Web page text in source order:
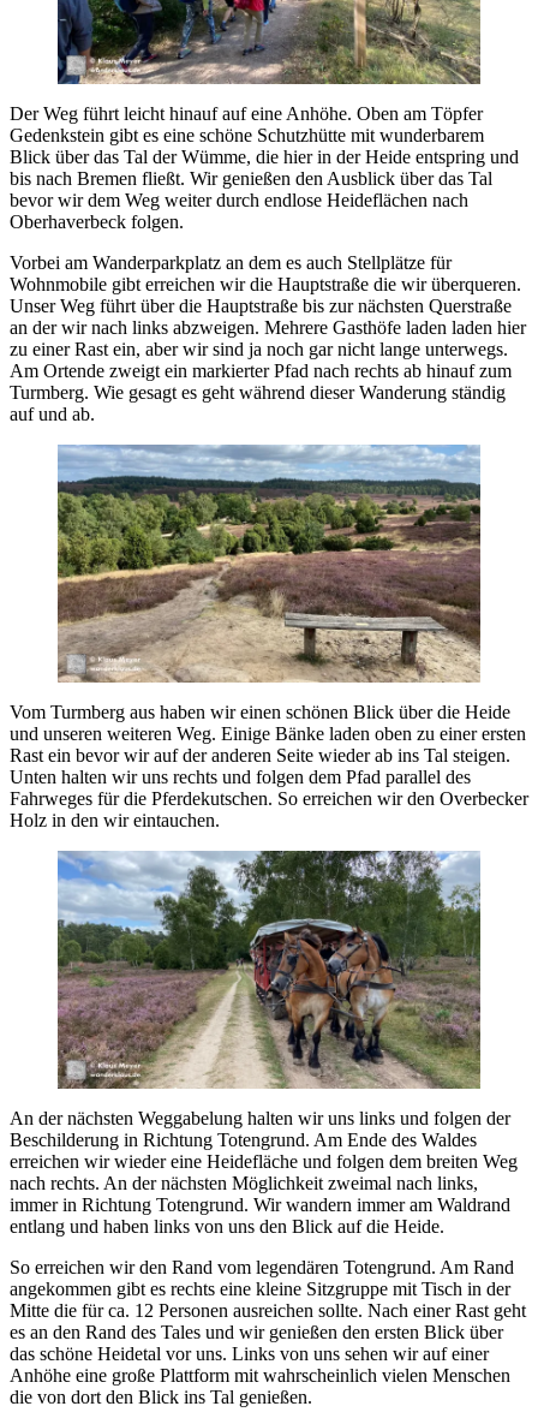
Der Weg führt leicht hinauf auf eine Anhöhe. Oben am Töpfer
Gedenkstein gibt es eine schöne Schutzhütte mit wunderbarem
Blick über das Tal der Wümme, die hier in der Heide entspring und
bis nach Bremen fließt. Wir genießen den Ausblick über das Tal
bevor wir dem Weg weiter durch endlose Heideflächen nach
Oberhaverbeck folgen.
Vorbei am Wanderparkplatz an dem es auch Stellplätze für
Wohnmobile gibt erreichen wir die Hauptstraße die wir überqueren.
Unser Weg führt über die Hauptstraße bis zur nächsten Querstraße
an der wir nach links abzweigen. Mehrere Gasthöfe laden laden hier
zu einer Rast ein, aber wir sind ja noch gar nicht lange unterwegs.
Am Ortende zweigt ein markierter Pfad nach rechts ab hinauf zum
Turmberg. Wie gesagt es geht während dieser Wanderung ständig
auf und ab.
Vom Turmberg aus haben wir einen schönen Blick über die Heide
und unseren weiteren Weg. Einige Bänke laden oben zu einer ersten
Rast ein bevor wir auf der anderen Seite wieder ab ins Tal steigen.
Unten halten wir uns rechts und folgen dem Pfad parallel des
Fahrweges für die Pferdekutschen. So erreichen wir den Overbecker
Holz in den wir eintauchen.
An der nächsten Weggabelung halten wir uns links und folgen der
Beschilderung in Richtung Totengrund. Am Ende des Waldes
erreichen wir wieder eine Heidefläche und folgen dem breiten Weg
nach rechts. An der nächsten Möglichkeit zweimal nach links,
immer in Richtung Totengrund. Wir wandern immer am Waldrand
entlang und haben links von uns den Blick auf die Heide.
So erreichen wir den Rand vom legendären Totengrund. Am Rand
angekommen gibt es rechts eine kleine Sitzgruppe mit Tisch in der
Mitte die für ca. 12 Personen ausreichen sollte. Nach einer Rast geht
es an den Rand des Tales und wir genießen den ersten Blick über
das schöne Heidetal vor uns. Links von uns sehen wir auf einer
Anhöhe eine große Plattform mit wahrscheinlich vielen Menschen
die von dort den Blick ins Tal genießen.